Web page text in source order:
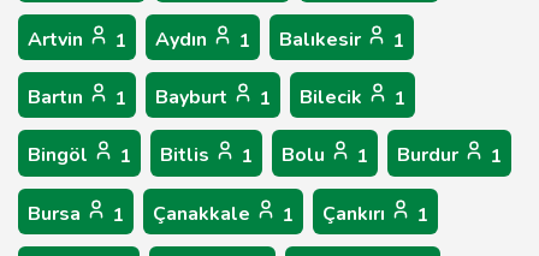
Artvin 1 Aydın 1 Balıkesir 1
Bartın 1 Bayburt 1 Bilecik 1
Bingöl 1 Bitlis 1 Bolu 1 Burdur 1
Bursa 1 Çanakkale 1 Çankırı 1